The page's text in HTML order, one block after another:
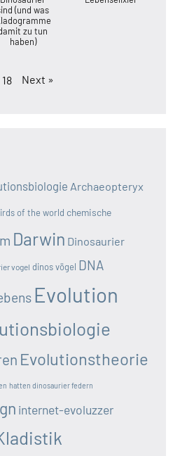
(und was
zu tun
haben)
18 Next »
Archaeopteryx
of the world chemische
Darwin Dinosaurier
vogel dinos vögel DNA
Evolution
Evolutionstheorie
hatten dinosaurier federn
internet-evoluzzer